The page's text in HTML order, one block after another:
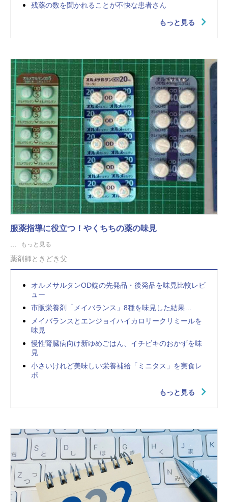
残薬の数を聞かれることが不快な患者さん
もっと見る
服薬指導に役立つ！やくちちの薬の味見
もっと見る
薬剤師ときどき父
オルメサルタンOD錠の先発品・後発品を味見比較レビ
ュー
市販栄養剤「メイバランス」8種を味見した結果…
メイバランスとエンジョイハイカロリークリミールを
味見
慢性腎臓病向け新ゆめごはん、イチビキのおかずを味
見
小さいけれど美味しい栄養補給「ミニタス」を実食レ
ポ
もっと見る